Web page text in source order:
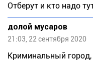
Отберут и кто надо
долой мусаров
21:03, 22 сентября 2020
Криминальный